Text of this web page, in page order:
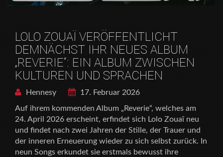
LOLO ZOUAÏ VERÖFFENTLICHT
DEMNÄCHST IHR NEUES ALBUM
„REVERIE“: EIN ALBUM ZWISCHEN
KULTUREN UND SPRACHEN
Hennesy
17. Februar 2026
Auf ihrem kommenden Album „Reverie“, welches am
24. April 2026 erscheint, erfindet sich Lolo Zouaï neu
und findet nach zwei Jahren der Stille, der Trauer und
der inneren Erneuerung wieder zu sich selbst zurück. In
neun Songs erkundet sie erstmals bewusst ihre